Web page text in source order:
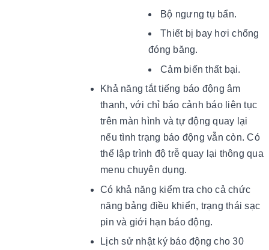
Bộ ngưng tụ bẩn.
Thiết bị bay hơi chống
đóng băng.
Cảm biến thất bại.
Khả năng tắt tiếng báo động âm
thanh, với chỉ báo cảnh báo liên tục
trên màn hình và tự động quay lại
nếu tình trạng báo động vẫn còn. Có
thể lập trình độ trễ quay lại thông qua
menu chuyên dụng.
Có khả năng kiểm tra cho cả chức
năng bảng điều khiển, trạng thái sạc
pin và giới hạn báo động.
Lịch sử nhật ký báo động cho 30